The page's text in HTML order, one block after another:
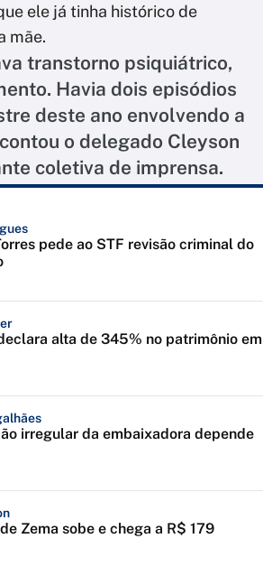
ele já tinha histórico de
mãe.
transtorno psiquiátrico,
Havia dois episódios
deste ano envolvendo a
o delegado Cleyson
coletiva de imprensa.
pede ao STF revisão criminal do
alta de 345% no patrimônio em
irregular da embaixadora depende
Zema sobe e chega a R$ 179